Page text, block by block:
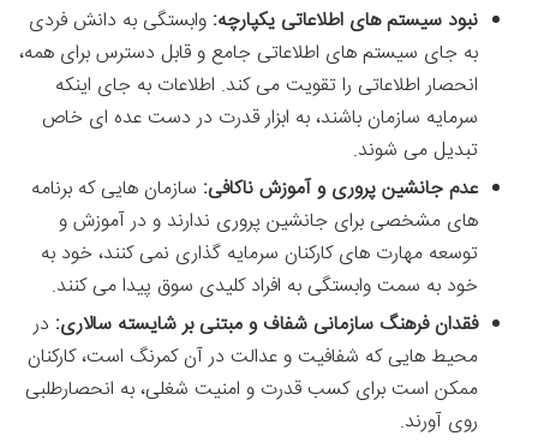
نبود سیستم های اطلاعاتی یکپارچه: وابستگی به دانش فردی
به جای سیستم های اطلاعاتی جامع و قابل دسترس برای همه،
انحصار اطلاعاتی را تقویت می کند. اطلاعات به جای اینکه
سرمایه سازمان باشند، به ابزار قدرت در دست عده ای خاص
تبدیل می شوند.
عدم جانشین پروری و آموزش ناکافی: سازمان هایی که برنامه
های مشخصی برای جانشین پروری ندارند و در آموزش و
توسعه مهارت های کارکنان سرمایه گذاری نمی کنند، خود به
خود به سمت وابستگی به افراد کلیدی سوق پیدا می کنند.
فقدان فرهنگ سازمانی شفاف و مبتنی بر شایسته سالاری: در
محیط هایی که شفافیت و عدالت در آن کمرنگ است، کارکنان
ممکن است برای کسب قدرت و امنیت شغلی، به انحصارطلبی
روی آورند.